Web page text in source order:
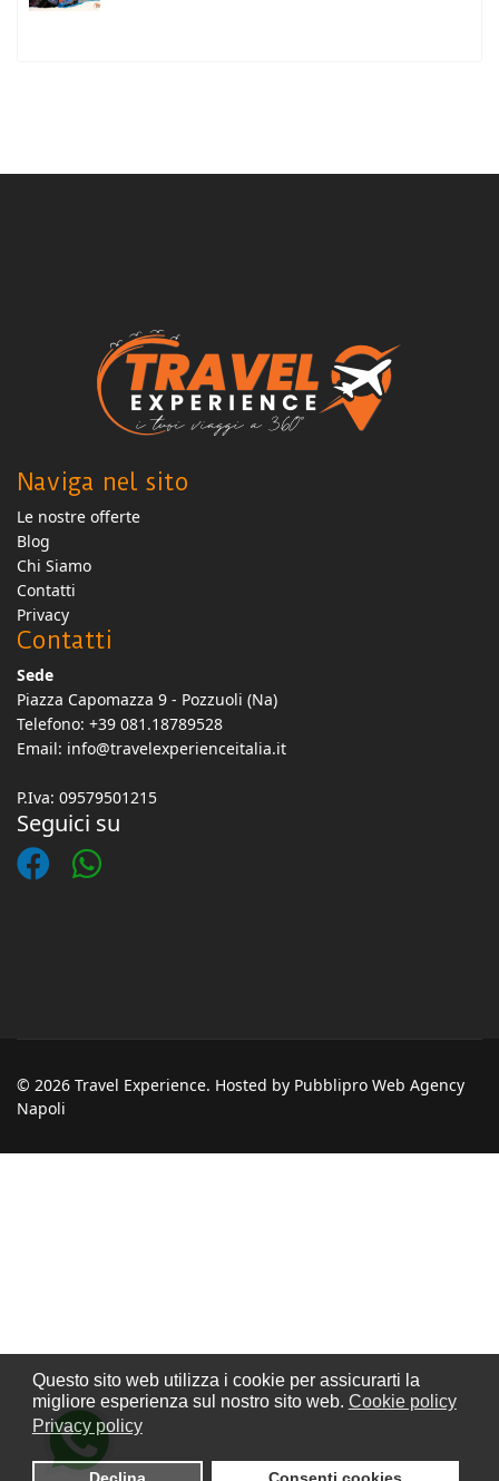
Questo sito web utilizza i cookie per assicurarti la
migliore esperienza sul nostro sito web. Cookie policy
Privacy policy
Naviga nel sito
Le nostre offerte
Blog
Chi Siamo
Contatti
Privacy
Contatti
Sede
Piazza Capomazza 9 - Pozzuoli (Na)
Telefono: +39 081.18789528
Email: info@travelexperienceitalia.it
P.Iva: 09579501215
Seguici su
© 2026 Travel Experience. Hosted by Pubblipro Web Agency
Napoli